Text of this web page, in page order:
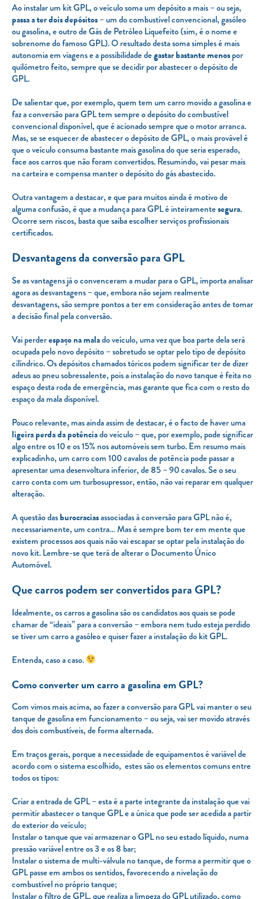
Ao instalar um kit GPL, o veículo soma um depósito a mais – ou seja,
passa a ter dois depósitos– um do combustível convencional, gasóleo
ou gasolina, e outro de Gás de Petróleo Liquefeito (sim, é o nome e
sobrenome do famoso GPL). O resultado desta soma simples é mais
autonomia em viagens e a possibilidade degastar bastante menospor
quilómetro feito, sempre que se decidir por abastecer o depósito de
GPL.
De salientar que, por exemplo, quem tem um carro movido a gasolina e
faz a conversão para GPL tem sempre o depósito do combustível
convencional disponível, que é acionado sempre que o motor arranca.
Mas, se se esquecer de abastecer o depósito de GPL, o mais provável é
que o veículo consuma bastante mais gasolina do que seria esperado,
face aos carros que não foram convertidos. Resumindo, vai pesar mais
na carteira e compensa manter o depósito do gás abastecido.
Outra vantagem a destacar, e que para muitos ainda é motivo de
alguma confusão, é que a mudança para GPL é inteiramentesegura.
Ocorre sem riscos, basta que saiba escolher serviços profissionais
certificados.
Desvantagens da conversão para GPL
Se as vantagens já o convenceram a mudar para o GPL, importa analisar
agora as desvantagens – que, embora não sejam realmente
desvantagens, são sempre pontos a ter em consideração antes de tomar
a decisão final pela conversão.
Vai perderespaço na malado veículo, uma vez que boa parte dela será
ocupada pelo novo depósito – sobretudo se optar pelo tipo de depósito
cilíndrico. Os depósitos chamados tóricos podem significar ter de dizer
adeus ao pneu sobressalente, pois a instalação do novo tanque é feita no
espaço desta roda de emergência, mas garante que fica com o resto do
espaço da mala disponível.
Pouco relevante, mas ainda assim de destacar, é o facto de haver uma
ligeira perda da potênciado veículo – que, por exemplo, pode significar
algo entre os 10 e os 15% nos automóveis sem turbo. Em resumo mais
explicadinho, um carro com 100 cavalos de potência pode passar a
apresentar uma desenvoltura inferior, de 85 – 90 cavalos. Se o seu
carro conta com um turbosupressor, então, não vai reparar em qualquer
alteração.
A questão dasburocraciasassociadas à conversão para GPL não é,
necessariamente, um contra… Mas é sempre bom ter em mente que
existem processos aos quais não vai escapar se optar pela instalação do
novo kit. Lembre-se que terá de alterar o Documento Único
Automóvel.
Que carros podem ser convertidos para GPL?
Idealmente, os carros a gasolina são os candidatos aos quais se pode
chamar de “ideais” para a conversão – embora nem tudo esteja perdido
se tiver um carro a gasóleo e quiser fazer a instalação do kit GPL.
Entenda, caso a caso.
Como converter um carro a gasolina em GPL?
Com vimos mais acima, ao fazer a conversão para GPL vai manter o seu
tanque de gasolina em funcionamento – ou seja, vai ser movido através
dos dois combustíveis, de forma alternada.
Em traços gerais, porque a necessidade de equipamentos é variável de
acordo com o sistema escolhido, estes são os elementos comuns entre
todos os tipos:
Criar a entrada de GPL – esta é a parte integrante da instalação que vai
permitir abastecer o tanque GPL e a única que pode ser acedida a partir
do exterior do veículo;
Instalar o tanque que vai armazenar o GPL no seu estado líquido, numa
pressão variável entre os 3 e os 8 bar;
Instalar o sistema de multi-válvula no tanque, de forma a permitir que o
GPL passe em ambos os sentidos, favorecendo a nivelação do
combustível no próprio tanque;
Instalar o filtro de GPL, que realiza a limpeza do GPL utilizado, como